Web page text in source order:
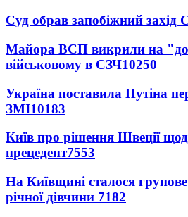
Суд обрав запобіжний захід
Майора ВСП викрили на
військовому в СЗЧ10250
Україна поставила Путіна
ЗМІ10183
Київ про рішення Швеції
прецедент7553
На Київщині сталося
річної дівчини 7182